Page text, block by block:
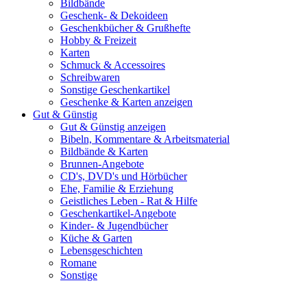
Bildbände
Geschenk- & Dekoideen
Geschenkbücher & Grußhefte
Hobby & Freizeit
Karten
Schmuck & Accessoires
Schreibwaren
Sonstige Geschenkartikel
Geschenke & Karten anzeigen
Gut & Günstig
Gut & Günstig anzeigen
Bibeln, Kommentare & Arbeitsmaterial
Bildbände & Karten
Brunnen-Angebote
CD's, DVD's und Hörbücher
Ehe, Familie & Erziehung
Geistliches Leben - Rat & Hilfe
Geschenkartikel-Angebote
Kinder- & Jugendbücher
Küche & Garten
Lebensgeschichten
Romane
Sonstige